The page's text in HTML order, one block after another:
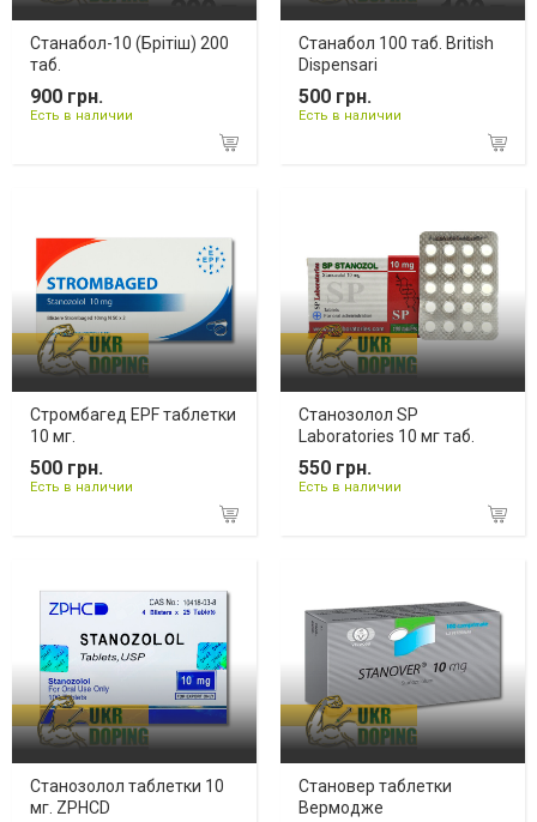
Станабол-10 (Брітіш) 200
таб.
900 грн.
Есть в наличии
Станабол 100 таб. British
Dispensari
500 грн.
Есть в наличии
Стромбагед EPF таблетки
10 мг.
500 грн.
Есть в наличии
Станозолол SP
Laboratories 10 мг таб.
550 грн.
Есть в наличии
Станозолол таблетки 10
мг. ZPHCD
Становер таблетки
Вермодже